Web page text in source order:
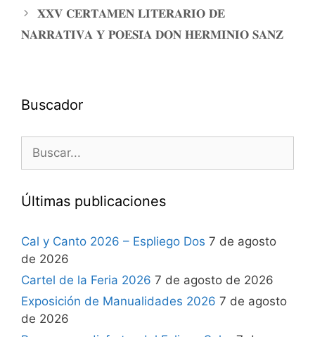
𝐗𝐗𝐕 𝐂𝐄𝐑𝐓𝐀𝐌𝐄𝐍 𝐋𝐈𝐓𝐄𝐑𝐀𝐑𝐈𝐎 𝐃𝐄
𝐍𝐀𝐑𝐑𝐀𝐓𝐈𝐕𝐀 𝐘 𝐏𝐎𝐄𝐒𝐈́𝐀 𝐃𝐎𝐍 𝐇𝐄𝐑𝐌𝐈𝐍𝐈𝐎 𝐒𝐀𝐍𝐙
Buscador
Últimas publicaciones
Cal y Canto 2026 – Espliego Dos 7 de agosto
de 2026
Cartel de la Feria 2026 7 de agosto de 2026
Exposición de Manualidades 2026 7 de agosto
de 2026